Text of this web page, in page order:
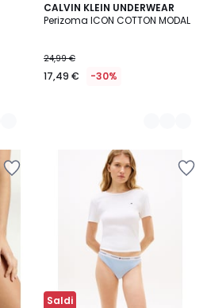
CALVIN KLEIN UNDERWEAR
Perizoma ICON COTTON MODAL
24,99 €
17,49 € -30%
2
Colori
Saldi